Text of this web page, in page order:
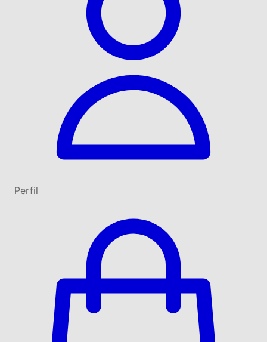
Perfil